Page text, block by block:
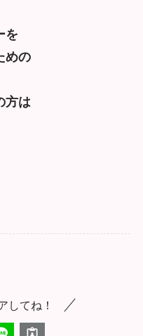
を
めの
方は
してね！